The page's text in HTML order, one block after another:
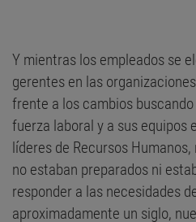
Y mientras los empleados se
gerentes en las
frente a los cambios
fuerza laboral y a sus equipos
líderes de Recursos
no estaban preparados ni
responder a las necesidades
aproximadamente un siglo,